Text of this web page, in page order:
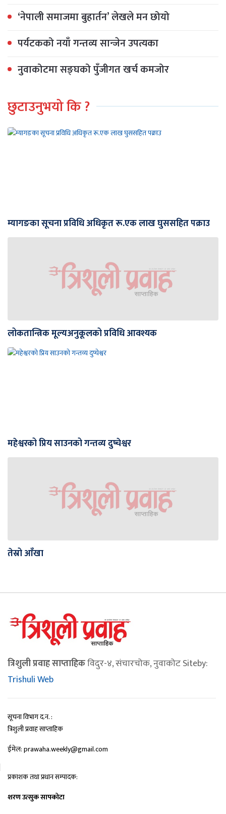
‘नेपाली समाजमा बुहार्तन’ लेखले मन छोयो
पर्यटकको नयाँ गन्तव्य सान्जेन उपत्यका
नुवाकोटमा सङ्घको पुँजीगत खर्च कमजोर
छुटाउनुभयो कि ?
म्यागङका सूचना प्रविधि अधिकृत रू.एक लाख घुससहित पक्राउ
लोकतान्त्रिक मूल्यअनुकूलको प्रविधि आवश्यक
महेश्वरको प्रिय साउनको गन्तव्य दुप्चेश्वर
तेस्रो आँखा
त्रिशुली प्रवाह साप्ताहिकविदुर-४, संचारचोक, नुवाकोट Siteby:
Trishuli Web
सूचना विभाग द.न. :
त्रिशुली प्रवाह साप्ताहिक
ईमेल: prawaha.weekly@gmail.com
प्रकाशक तथा प्रधान सम्पादक:
शरण उत्सुक सापकोटा